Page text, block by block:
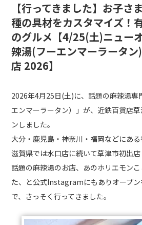
【行ってきました】お子
種の具材をカスタマイズ！
のグルメ【4/25(土)ニュー
辣湯(フーエンマーラータ
店 2026】
2026年4月25日(土)に、話題の麻辣湯専
エンマーラータン）」が、近鉄百貨店
ンしました。
大分・鹿児島・神奈川・福岡などにある
滋賀県では水口店に続いて草津市初出店
話題の麻辣湯のお店、あのホリエモン
た、と公式Instagramにもありオープ
で、さっそく行ってきました。